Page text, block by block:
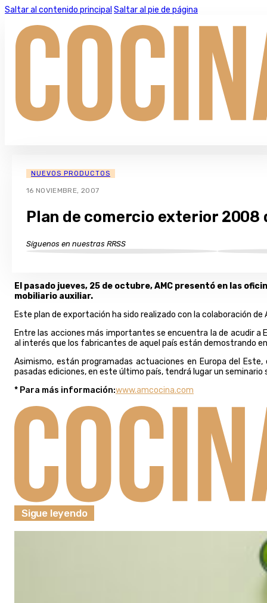
Saltar al contenido principal Saltar al pie de página
NUEVOS PRODUCTOS
16 NOVIEMBRE, 2007
Plan de comercio exterior 2008
Síguenos en nuestras RRSS
El pasado jueves, 25 de octubre, AMC presentó en las
mobiliario auxiliar.
Este plan de exportación ha sido realizado con la colaboración
Entre las acciones más importantes se encuentra la de acudir a
al interés que los fabricantes de aquel país están demostrando
Asimismo, están programadas actuaciones en Europa del
pasadas ediciones, en este último país, tendrá lugar un seminario
* Para más información:www.amcocina.com
Sigue leyendo